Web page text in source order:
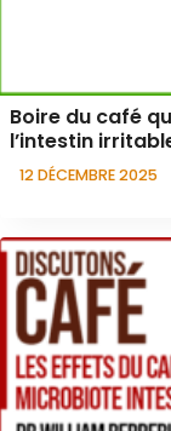
Boire du café
l’intestin
12 DÉCEMBRE 2025